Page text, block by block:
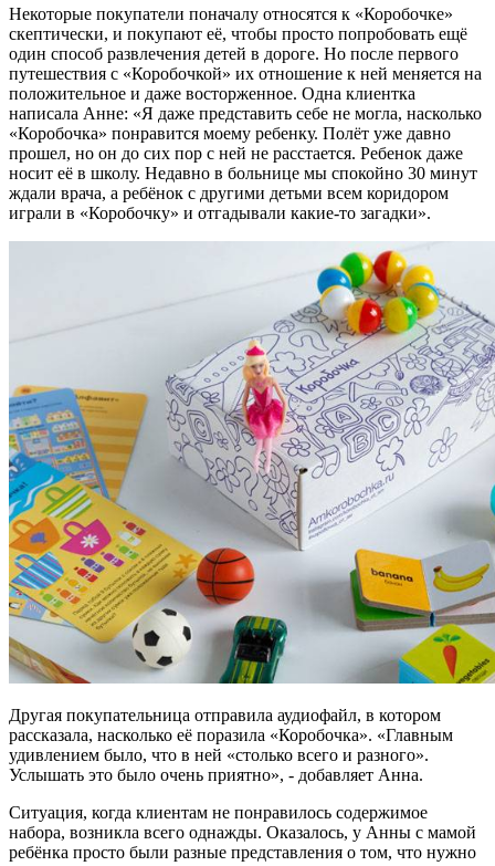
Некоторые покупатели поначалу относятся к «Коробочке»
скептически, и покупают её, чтобы просто попробовать ещё
один способ развлечения детей в дороге. Но после первого
путешествия с «Коробочкой» их отношение к ней меняется на
положительное и даже восторженное. Одна клиентка
написала Анне: «Я даже представить себе не могла, насколько
«Коробочка» понравится моему ребенку. Полёт уже давно
прошел, но он до сих пор с ней не расстается. Ребенок даже
носит её в школу. Недавно в больнице мы спокойно 30 минут
ждали врача, а ребёнок с другими детьми всем коридором
играли в «Коробочку» и отгадывали какие-то загадки».
Другая покупательница отправила аудиофайл, в котором
рассказала, насколько её поразила «Коробочка». «Главным
удивлением было, что в ней «столько всего и разного».
Услышать это было очень приятно», - добавляет Анна.
Ситуация, когда клиентам не понравилось содержимое
набора, возникла всего однажды. Оказалось, у Анны с мамой
ребёнка просто были разные представления о том, что нужно